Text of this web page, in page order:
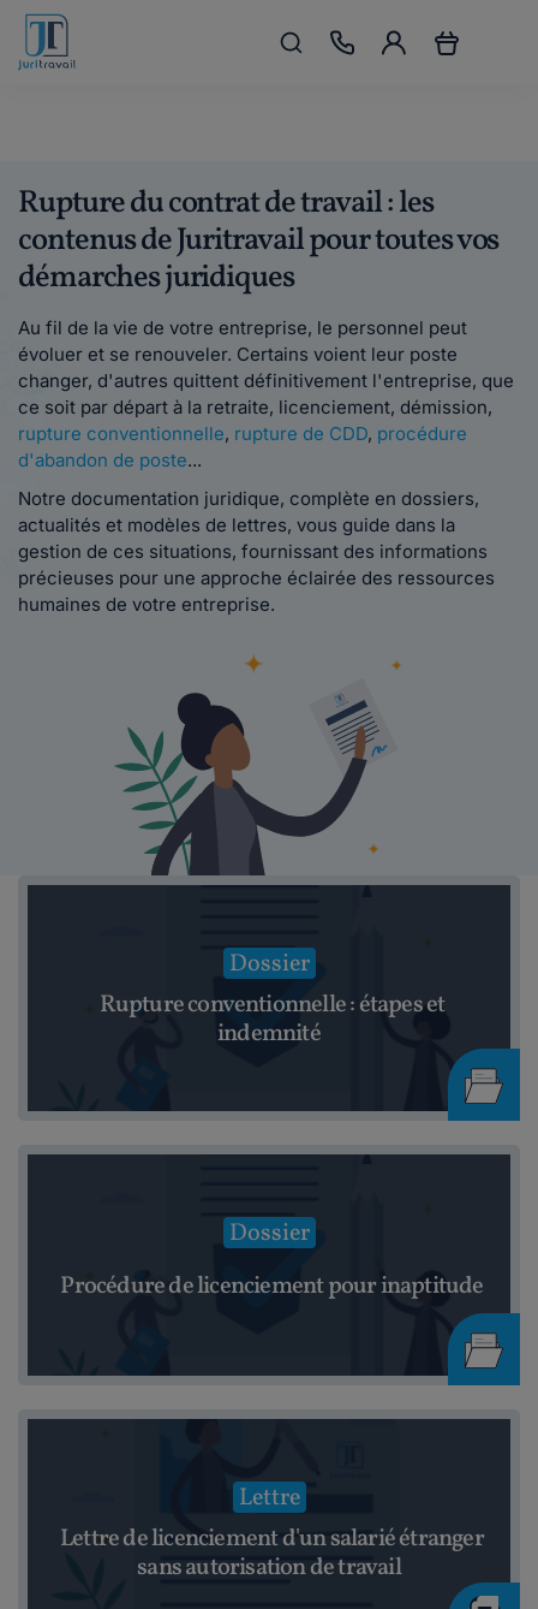
Rupture du contrat de travail : les
contenus de Juritravail pour toutes vos
démarches juridiques
Au fil de la vie de votre entreprise, le personnel peut
évoluer et se renouveler. Certains voient leur poste
changer, d'autres quittent définitivement l'entreprise, que
ce soit par départ à la retraite, licenciement, démission,
rupture conventionnelle, rupture de CDD, procédure
d'abandon de poste...
Notre documentation juridique, complète en dossiers,
actualités et modèles de lettres, vous guide dans la
gestion de ces situations, fournissant des informations
précieuses pour une approche éclairée des ressources
humaines de votre entreprise.
Dossier
Rupture conventionnelle : étapes et
indemnité
Dossier
Procédure de licenciement pour inaptitude
Lettre
Lettre de licenciement d'un salarié étranger
sans autorisation de travail